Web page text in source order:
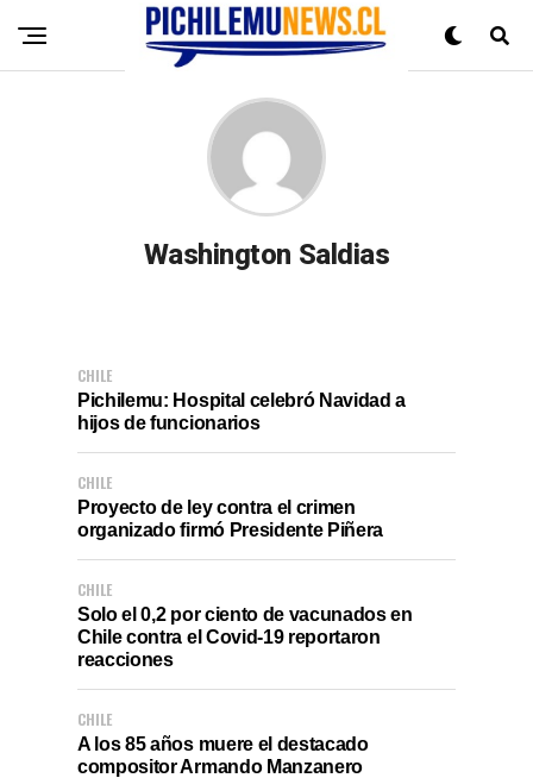
Washington Saldias
CHILE
Pichilemu: Hospital celebró Navidad a
hijos de funcionarios
CHILE
Proyecto de ley contra el crimen
organizado firmó Presidente Piñera
CHILE
Solo el 0,2 por ciento de vacunados en
Chile contra el Covid-19 reportaron
reacciones
CHILE
A los 85 años muere el destacado
compositor Armando Manzanero